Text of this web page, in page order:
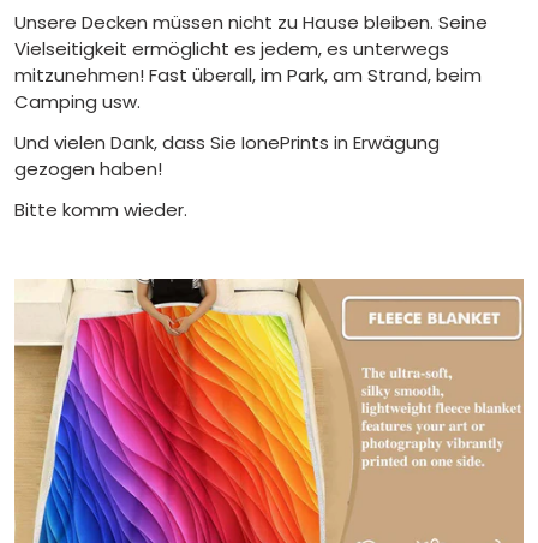
Unsere Decken müssen nicht zu Hause bleiben. Seine
Vielseitigkeit ermöglicht es jedem, es unterwegs
mitzunehmen! Fast überall, im Park, am Strand, beim
Camping usw.
Und vielen Dank, dass Sie IonePrints in Erwägung
gezogen haben!
Bitte komm wieder.